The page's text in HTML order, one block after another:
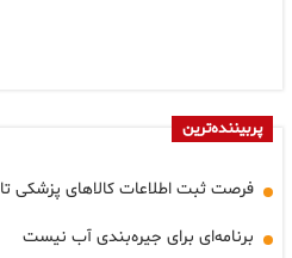
پربیننده‌ترین
فرصت ثبت اطلاعات کالاهای پزشکی تا ۳۱ مرداد
برنامه‌ای برای جیره‌بندی آب نیست